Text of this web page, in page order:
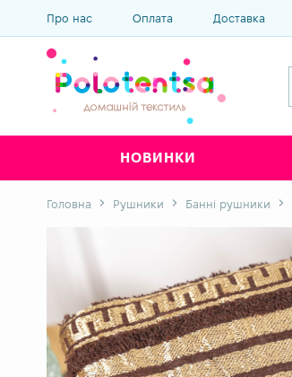
Про нас Оплата Доставка
НОВИНКИ
Головна Рушники Банні рушники